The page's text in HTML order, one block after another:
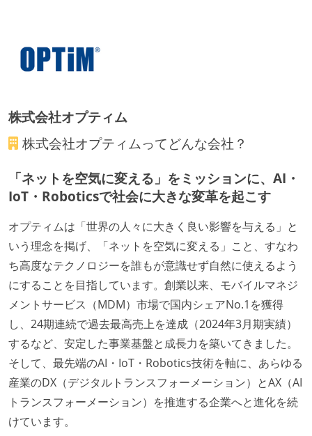
株式会社オプティム
株式会社オプティムってどんな会社？
「ネットを空気に変える」をミッションに、AI・
IoT・Roboticsで社会に大きな変革を起こす
オプティムは「世界の人々に大きく良い影響を与える」と
いう理念を掲げ、「ネットを空気に変える」こと、すなわ
ち高度なテクノロジーを誰もが意識せず自然に使えるよう
にすることを目指しています。創業以来、モバイルマネジ
メントサービス（MDM）市場で国内シェアNo.1を獲得
し、24期連続で過去最高売上を達成（2024年3月期実績）
するなど、安定した事業基盤と成長力を築いてきました。
そして、最先端のAI・IoT・Robotics技術を軸に、あらゆる
産業のDX（デジタルトランスフォーメーション）とAX（AI
トランスフォーメーション）を推進する企業へと進化を続
けています。